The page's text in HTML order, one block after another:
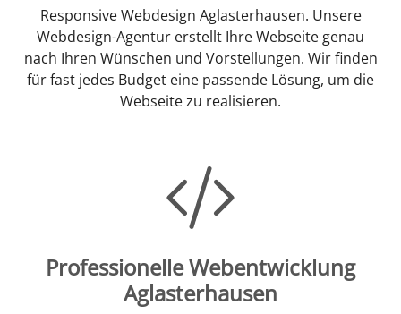
Responsive Webdesign Aglasterhausen. Unsere
Webdesign-Agentur erstellt Ihre Webseite genau
nach Ihren Wünschen und Vorstellungen. Wir finden
für fast jedes Budget eine passende Lösung, um die
Webseite zu realisieren.
Professionelle Webentwicklung
Aglasterhausen